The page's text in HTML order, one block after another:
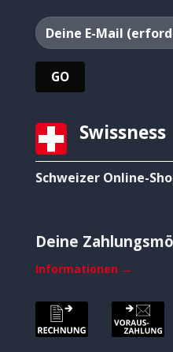
Swissness
Schweizer Online-
Deine
Informationen →